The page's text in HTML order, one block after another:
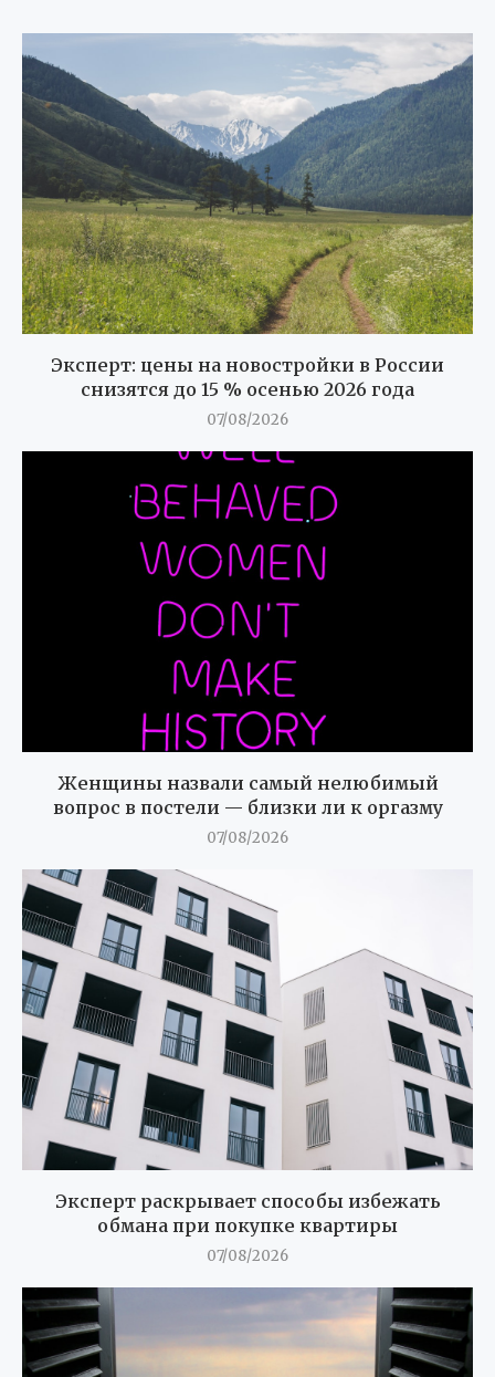
Эксперт: цены на новостройки в России
снизятся до 15 % осенью 2026 года
07/08/2026
Женщины назвали самый нелюбимый
вопрос в постели — близки ли к оргазму
07/08/2026
Эксперт раскрывает способы избежать
обмана при покупке квартиры
07/08/2026